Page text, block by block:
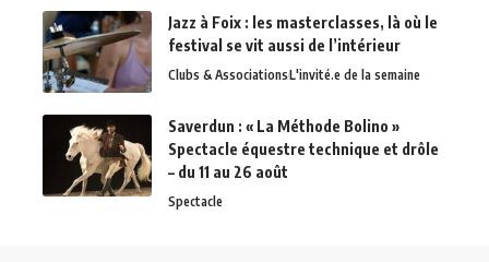
Jazz à Foix : les masterclasses, là où le
festival se vit aussi de l’intérieur
Clubs & AssociationsL'invité.e de la semaine
Saverdun : « La Méthode Bolino »
Spectacle équestre technique et drôle
– du 11 au 26 août
Spectacle